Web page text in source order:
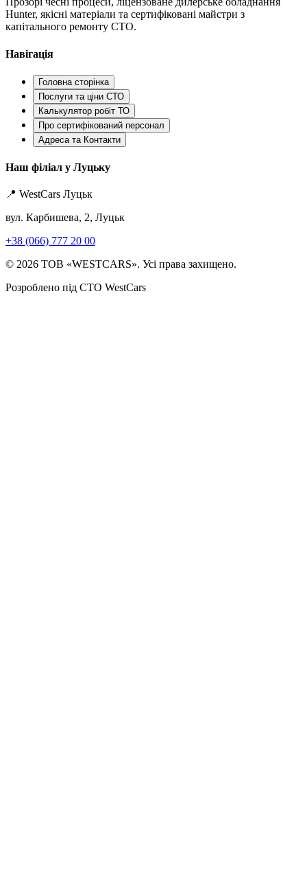
Hunter, якісні матеріали та сертифіковані майстри з
капітального ремонту СТО.
Навігація
Головна сторінка
Послуги та ціни СТО
Калькулятор робіт ТО
Про сертифікований персонал
Адреса та Контакти
Наш філіал у Луцьку
📍 WestCars Луцьк
вул. Карбишева, 2, Луцьк
+38 (066) 777 20 00
© 2026 ТОВ «WESTCARS». Усі права захищено.
Розроблено під СТО WestCars